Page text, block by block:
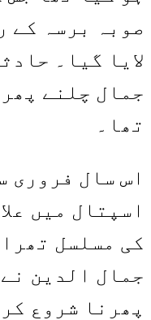
صوبہ برسہ کے
لایا گیا۔
جمال چلنے
تھا۔
اس سال فروری
کی مسلسل
جمال الدین
پھرنا شروع